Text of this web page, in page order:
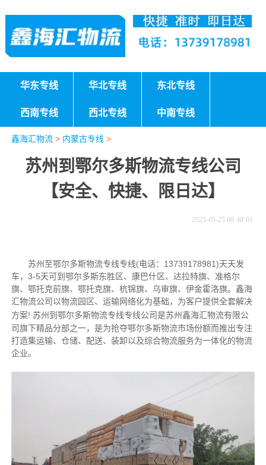
华东专线 华北专线 东北专线
西南专线 西北专线 中南专线
鑫海汇物流> 内蒙古专线 >
苏州到鄂尔多斯物流专线公司
【安全、快捷、限日达】
2025-05-25 08:48:01
苏州至鄂尔多斯物流专线专线(电话：13739178981)天天发
车，3-5天可到鄂尔多斯东胜区、康巴什区、达拉特旗、准格尔
旗、鄂托克前旗、鄂托克旗、杭锦旗、乌审旗、伊金霍洛旗。鑫海
汇物流公司以物流园区、运输网络化为基础，为客户提供全套解决
方案! 苏州到鄂尔多斯物流专线专线公司是苏州鑫海汇物流有限公
司旗下精品分部之一，是为抢夺鄂尔多斯物流市场份额而推出专注
打造集运输、仓储、配送、装卸以及综合物流服务为一体化的物流
企业。